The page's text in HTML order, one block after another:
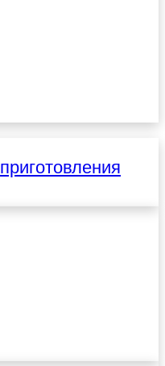
приготовления